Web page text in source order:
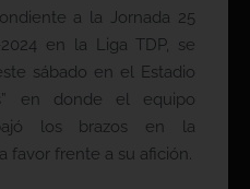
a la Jornada 25
en la Liga TDP, se
sábado en el Estadio
en donde el equipo
los brazos en la
favor frente a su afición.